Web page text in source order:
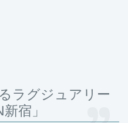
ラグジュアリー
宿」